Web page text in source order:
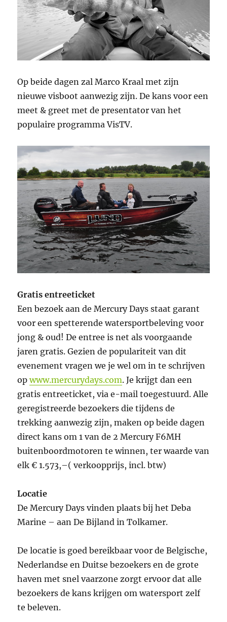
Op beide dagen zal Marco Kraal met zijn
nieuwe visboot aanwezig zijn. De kans voor een
meet & greet met de presentator van het
populaire programma VisTV.
Gratis entreeticket
Een bezoek aan de Mercury Days staat garant
voor een spetterende watersportbeleving voor
jong & oud! De entree is net als voorgaande
jaren gratis. Gezien de populariteit van dit
evenement vragen we je wel om in te schrijven
opwww.mercurydays.com. Je krijgt dan een
gratis entreeticket, via e-mail toegestuurd. Alle
geregistreerde bezoekers die tijdens de
trekking aanwezig zijn, maken op beide dagen
direct kans om 1 van de 2 Mercury F6MH
buitenboordmotoren te winnen, ter waarde van
elk € 1.573,–( verkoopprijs, incl. btw)
Locatie
De Mercury Days vinden plaats bij het Deba
Marine – aan De Bijland in Tolkamer.
De locatie is goed bereikbaar voor de Belgische,
Nederlandse en Duitse bezoekers en de grote
haven met snel vaarzone zorgt ervoor dat alle
bezoekers de kans krijgen om watersport zelf
te beleven.